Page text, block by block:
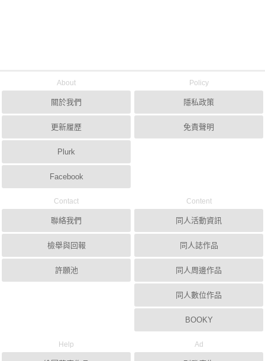
About
關於我們
更新履歷
Plurk
Facebook
Policy
隱私政策
免責聲明
Contact
聯絡我們
檢舉與回報
許願池
Content
同人活動資訊
同人誌作品
同人周邊作品
同人數位作品
BOOKY
Help Ad